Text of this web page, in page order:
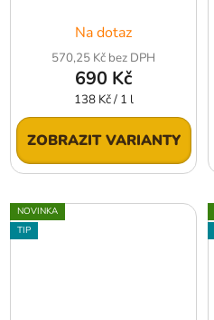
Na dotaz
570,25 Kč bez DPH
690 Kč
Měrná
cena:
138 Kč / 1 l
ZOBRAZIT VARIANTY
NOVINKA
TIP